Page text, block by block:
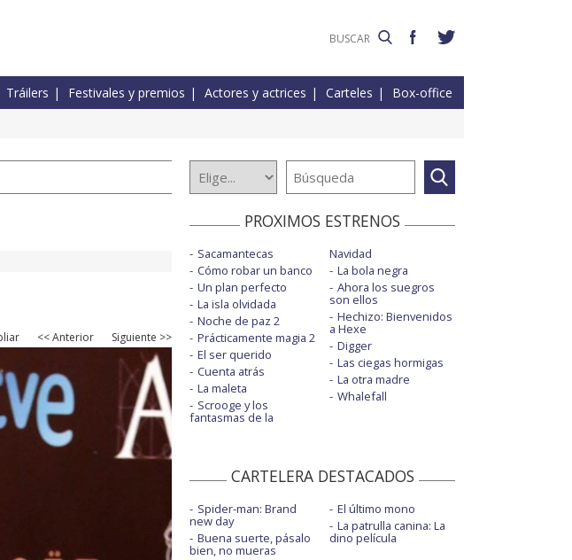
Tráilers Festivales y premios Actores y actrices Carteles Box-office
<< Anterior Siguiente >>
PROXIMOS ESTRENOS
Sacamantecas
Cómo robar un banco
Un plan perfecto
La isla olvidada
Noche de paz 2
Prácticamente magia 2
El ser querido
Cuenta atrás
La maleta
Scrooge y los
fantasmas de la
Navidad
La bola negra
Ahora los suegros
son ellos
Hechizo: Bienvenidos
a Hexe
Digger
Las ciegas hormigas
La otra madre
Whalefall
CARTELERA DESTACADOS
Spider-man: Brand
new day
Buena suerte, pásalo
bien, no mueras
El último mono
La patrulla canina: La
dino película